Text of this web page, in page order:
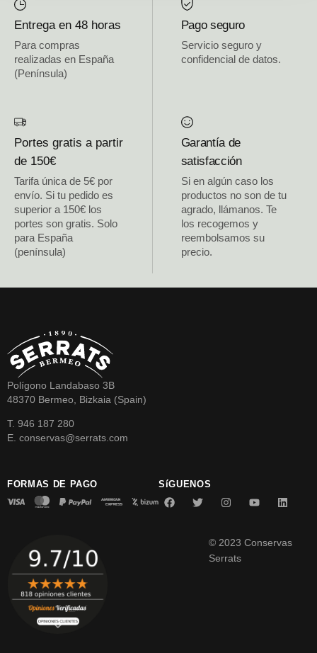
Entrega en 48 horas
Para compras
realizadas en España
(Península)
Pago seguro
Servicio seguro y
confidencial de datos.
Portes gratis a partir
de 150€
Tarifa única de 5€ por
envío. Si tu pedido es
superior a 150€ los
portes son gratis. Solo
para España
(península)
Garantía de
satisfacción
Si en algún caso los
productos no son de tu
agrado, llámanos. Te
los recogemos y
reembolsamos su
precio.
Polígono Landabaso 3B
48370 Bermeo, Bizkaia (Spain)
T. 946 187 280
E. conservas@serrats.com
FORMAS DE PAGO SíGUENOS
© 2023 Conservas
Serrats